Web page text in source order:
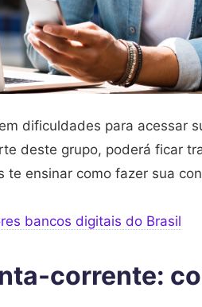
dificuldades para acessar
deste grupo, poderá ficar
te ensinar como fazer sua
bancos digitais do Brasil
corrente: